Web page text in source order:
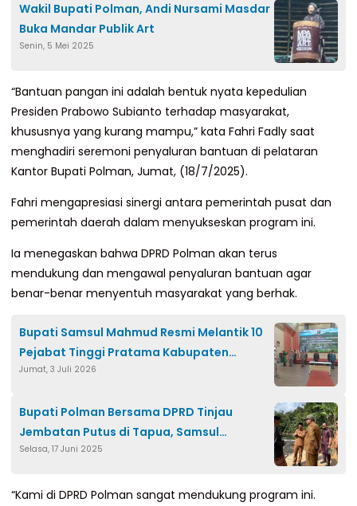
Wakil Bupati Polman, Andi Nursami Masdar
Buka Mandar Publik Art
Senin, 5 Mei 2025
“Bantuan pangan ini adalah bentuk nyata kepedulian
Presiden Prabowo Subianto terhadap masyarakat,
khususnya yang kurang mampu,” kata Fahri Fadly saat
menghadiri seremoni penyaluran bantuan di pelataran
Kantor Bupati Polman, Jumat, (18/7/2025).
Fahri mengapresiasi sinergi antara pemerintah pusat dan
pemerintah daerah dalam menyukseskan program ini.
Ia menegaskan bahwa DPRD Polman akan terus
mendukung dan mengawal penyaluran bantuan agar
benar-benar menyentuh masyarakat yang berhak.
Bupati Samsul Mahmud Resmi Melantik 10
Pejabat Tinggi Pratama Kabupaten
Polman
Jumat, 3 Juli 2026
Bupati Polman Bersama DPRD Tinjau
Jembatan Putus di Tapua, Samsul
Mahmud: Kami Usulkan Dana 6 Milliar
Selasa, 17 Juni 2025
“Kami di DPRD Polman sangat mendukung program ini.